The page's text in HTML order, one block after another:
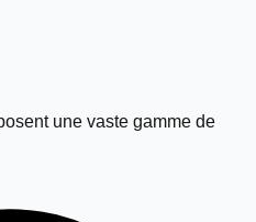
une vaste gamme de